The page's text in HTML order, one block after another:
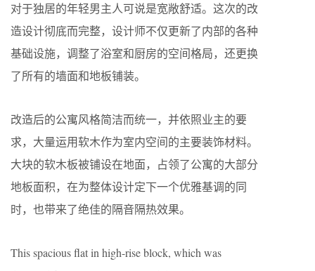
对于独居的年轻男主人可说是宽敞舒适。这次的改
造设计彻底而完整，设计师不仅更新了内部的各种
基础设施，调整了浴室和厨房的空间格局，还更换
了所有的墙面和地板铺装。
改造后的公寓风格简洁而统一，并依照业主的要
求，大量运用软木作为室内空间的主要装饰材料。
大块的软木板被铺设在地面，占领了公寓的大部分
地板面积，在为整体设计定下一个优雅基调的同
时，也带来了绝佳的隔音隔热效果。
This spacious flat in high-rise block, which was